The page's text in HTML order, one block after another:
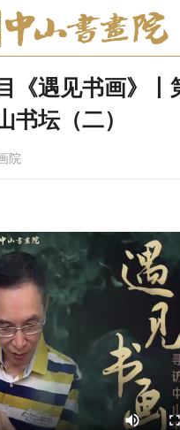
《遇见书画》丨
书坛（二）
院